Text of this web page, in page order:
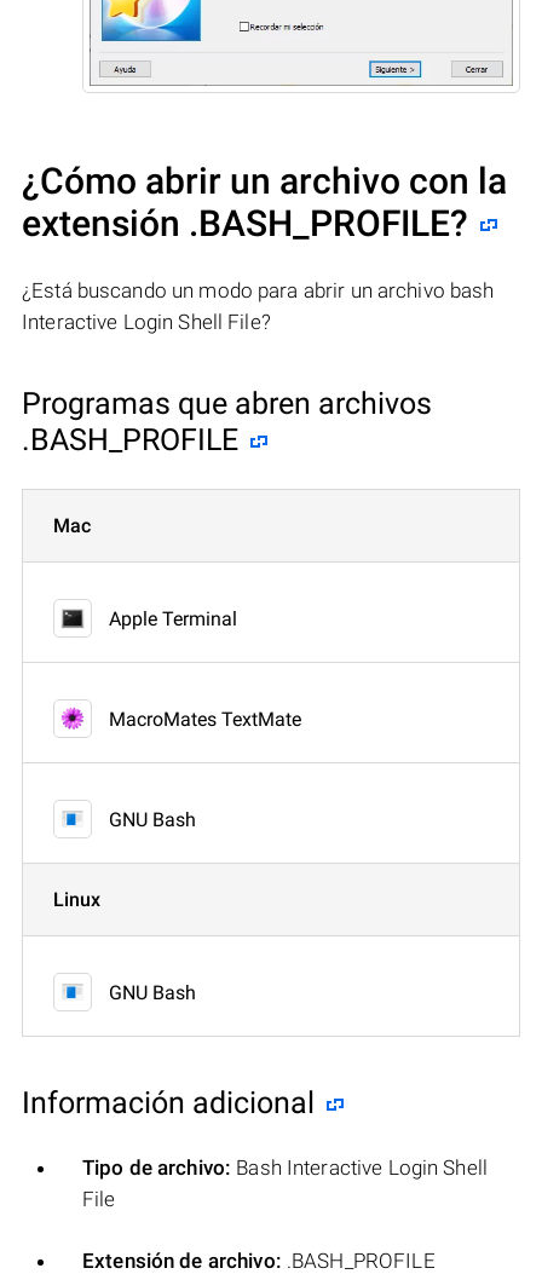
¿Cómo abrir un archivo con la
extensión .BASH_PROFILE?
¿Está buscando un modo para abrir un archivo bash
Interactive Login Shell File?
Programas que abren archivos
.BASH_PROFILE
Mac
Apple Terminal
MacroMates TextMate
GNU Bash
Linux
GNU Bash
Información adicional
Tipo de archivo: Bash Interactive Login Shell
File
Extensión de archivo: .BASH_PROFILE